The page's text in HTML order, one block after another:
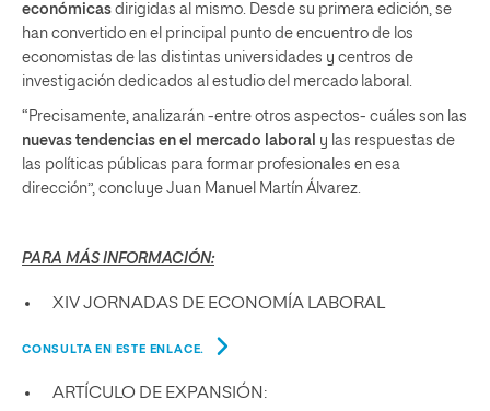
económicas dirigidas al mismo. Desde su primera edición, se
han convertido en el principal punto de encuentro de los
economistas de las distintas universidades y centros de
investigación dedicados al estudio del mercado laboral.
“Precisamente, analizarán -entre otros aspectos- cuáles son las
nuevas tendencias en el mercado laboral y las respuestas de
las políticas públicas para formar profesionales en esa
dirección”, concluye Juan Manuel Martín Álvarez.
PARA MÁS INFORMACIÓN:
XIV JORNADAS DE ECONOMÍA LABORAL
CONSULTA EN ESTE ENLACE.
ARTÍCULO DE EXPANSIÓN: